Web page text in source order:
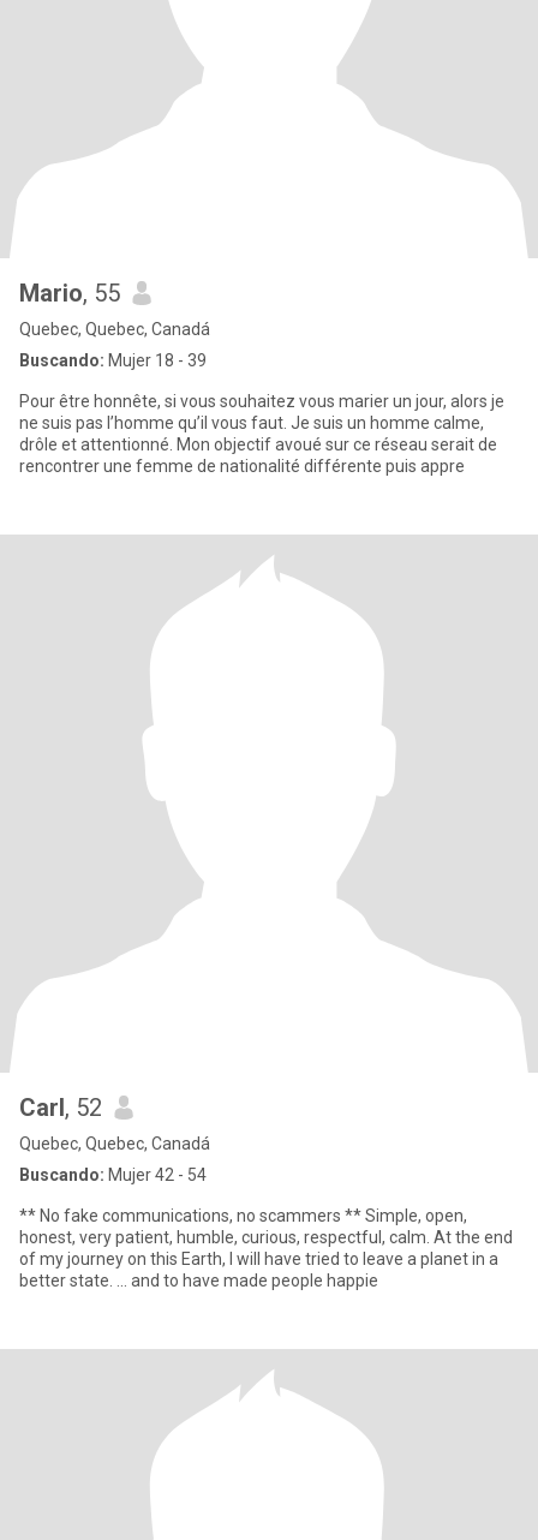
Mario, 55
Quebec, Quebec, Canadá
Buscando: Mujer 18 - 39
Pour être honnête, si vous souhaitez vous marier un jour, alors je
ne suis pas l’homme qu’il vous faut. Je suis un homme calme,
drôle et attentionné. Mon objectif avoué sur ce réseau serait de
rencontrer une femme de nationalité différente puis appre
Carl, 52
Quebec, Quebec, Canadá
Buscando: Mujer 42 - 54
** No fake communications, no scammers ** Simple, open,
honest, very patient, humble, curious, respectful, calm. At the end
of my journey on this Earth, I will have tried to leave a planet in a
better state. ... and to have made people happie